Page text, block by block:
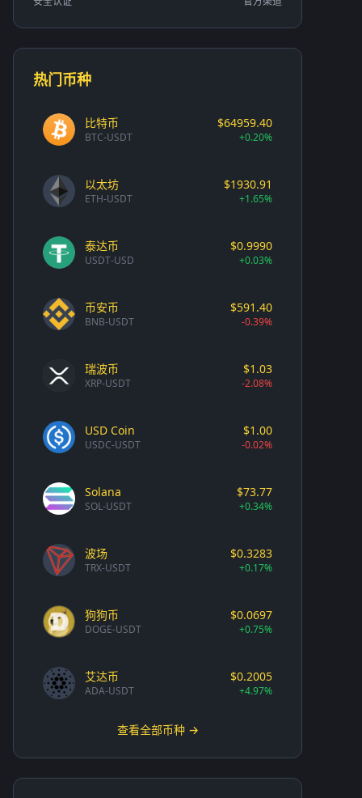
热门币种
比特币
BTC-USDT
$64959.40
+0.20%
以太坊
ETH-USDT
$1930.91
+1.65%
泰达币
USDT-USD
$0.9990
+0.03%
币安币
BNB-USDT
$591.40
-0.39%
瑞波币
XRP-USDT
$1.03
-2.08%
USD Coin
USDC-USDT
$1.00
-0.02%
Solana
SOL-USDT
$73.77
+0.34%
波场
TRX-USDT
$0.3283
+0.17%
狗狗币
DOGE-USDT
$0.0697
+0.75%
艾达币
ADA-USDT
$0.2005
+4.97%
查看全部币种 →